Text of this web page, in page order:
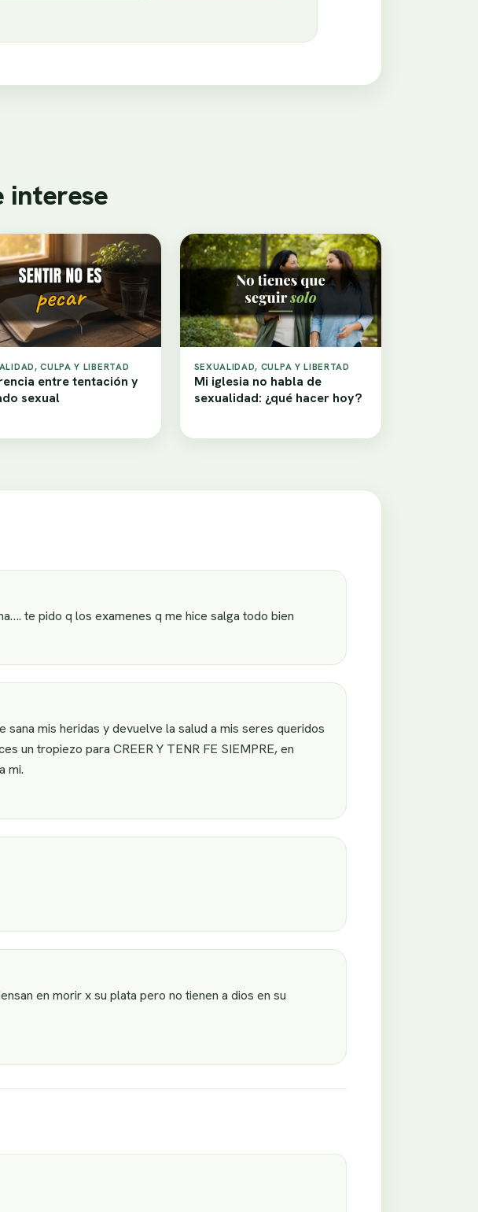
interese
CULPA Y LIBERTAD
entre tentación y
sexual
SEXUALIDAD, CULPA Y LIBERTAD
Mi iglesia no habla de
sexualidad: ¿qué hacer hoy?
te pido q los examenes q me hice salga todo bien
mis heridas y devuelve la salud a mis seres queridos
un tropiezo para CREER Y TENR FE SIEMPRE, en
mi.
en morir x su plata pero no tienen a dios en su